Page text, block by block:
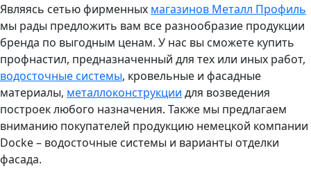
Являясь сетью фирменных магазинов Металл Профиль
мы рады предложить вам все разнообразие продукции
бренда по выгодным ценам. У нас вы сможете купить
профнастил, предназначенный для тех или иных работ,
водосточные системы, кровельные и фасадные
материалы, металлоконструкции для возведения
построек любого назначения. Также мы предлагаем
вниманию покупателей продукцию немецкой компании
Docke – водосточные системы и варианты отделки
фасада.